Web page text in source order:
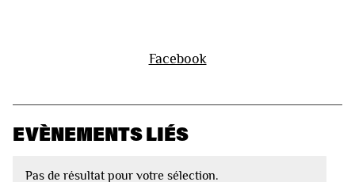
Facebook
EVÈNEMENTS LIÉS
Pas de résultat pour votre sélection.